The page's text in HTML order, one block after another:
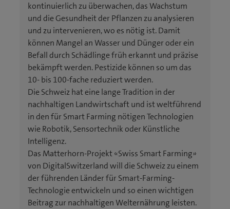
kontinuierlich zu überwachen, das Wachstum
und die Gesundheit der Pflanzen zu analysieren
und zu intervenieren, wo es nötig ist. Damit
können Mangel an Wasser und Dünger oder ein
Befall durch Schädlinge früh erkannt und präzise
bekämpft werden. Pestizide können so um das
10- bis 100-fache reduziert werden.
Die Schweiz hat eine lange Tradition in der
nachhaltigen Landwirtschaft und ist weltführend
in den für Smart Farming nötigen Technologien
wie Robotik, Sensortechnik oder Künstliche
Intelligenz.
Das Matterhorn-Projekt «Swiss Smart Farming»
von DigitalSwitzerland will die Schweiz zu einem
der führenden Länder für Smart-Farming-
Technologie entwickeln und so einen wichtigen
Beitrag zur nachhaltigen Welternährung leisten.